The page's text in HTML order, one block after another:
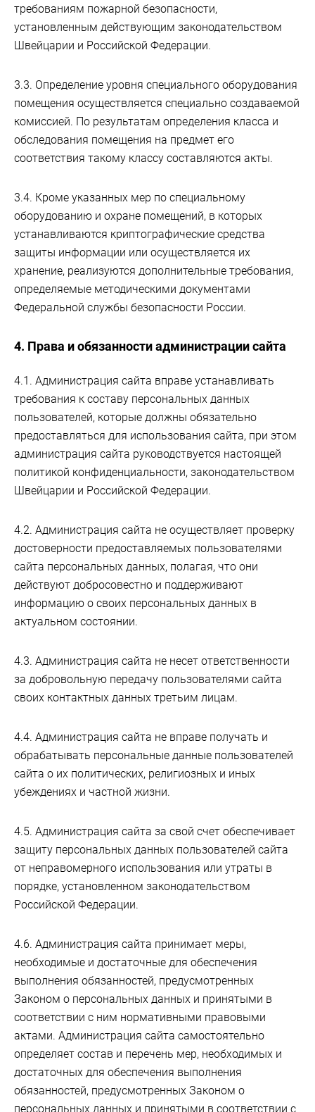
требованиям пожарной безопасности,
установленным действующим законодательством
Швейцарии и Российской Федерации.
3.3. Определение уровня специального оборудования
помещения осуществляется специально создаваемой
комиссией. По результатам определения класса и
обследования помещения на предмет его
соответствия такому классу составляются акты.
3.4. Кроме указанных мер по специальному
оборудованию и охране помещений, в которых
устанавливаются криптографические средства
защиты информации или осуществляется их
хранение, реализуются дополнительные требования,
определяемые методическими документами
Федеральной службы безопасности России.
4. Права и обязанности администрации сайта
4.1. Администрация сайта вправе устанавливать
требования к составу персональных данных
пользователей, которые должны обязательно
предоставляться для использования сайта, при этом
администрация сайта руководствуется настоящей
политикой конфиденциальности, законодательством
Швейцарии и Российской Федерации.
4.2. Администрация сайта не осуществляет проверку
достоверности предоставляемых пользователями
сайта персональных данных, полагая, что они
действуют добросовестно и поддерживают
информацию о своих персональных данных в
актуальном состоянии.
4.3. Администрация сайта не несет ответственности
за добровольную передачу пользователями сайта
своих контактных данных третьим лицам.
4.4. Администрация сайта не вправе получать и
обрабатывать персональные данные пользователей
сайта о их политических, религиозных и иных
убеждениях и частной жизни.
4.5. Администрация сайта за свой счет обеспечивает
защиту персональных данных пользователей сайта
от неправомерного использования или утраты в
порядке, установленном законодательством
Российской Федерации.
4.6. Администрация сайта принимает меры,
необходимые и достаточные для обеспечения
выполнения обязанностей, предусмотренных
Законом о персональных данных и принятыми в
соответствии с ним нормативными правовыми
актами. Администрация сайта самостоятельно
определяет состав и перечень мер, необходимых и
достаточных для обеспечения выполнения
обязанностей, предусмотренных Законом о
персональных данных и принятыми в соответствии с